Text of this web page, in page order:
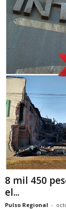
8 mil 450
el...
Pulso Regional -